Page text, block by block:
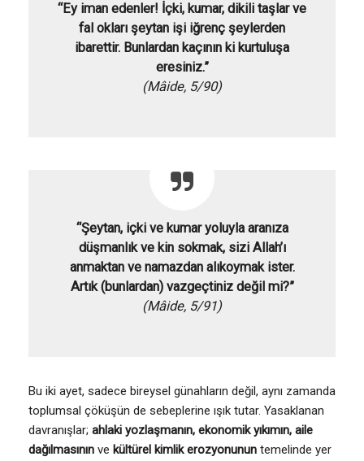
“Ey iman edenler! İçki, kumar, dikili taşlar ve
fal okları şeytan işi iğrenç şeylerden
ibarettir. Bunlardan kaçının ki kurtuluşa
eresiniz.”
(Mâide, 5/90)
“Şeytan, içki ve kumar yoluyla aranıza
düşmanlık ve kin sokmak, sizi Allah’ı
anmaktan ve namazdan alıkoymak ister.
Artık (bunlardan) vazgeçtiniz değil mi?”
(Mâide, 5/91)
Bu iki ayet, sadece bireysel günahların değil, aynı zamanda
toplumsal çöküşün de sebeplerine ışık tutar. Yasaklanan
davranışlar; ahlaki yozlaşmanın, ekonomik yıkımın, aile
dağılmasının ve kültürel kimlik erozyonunun temelinde yer